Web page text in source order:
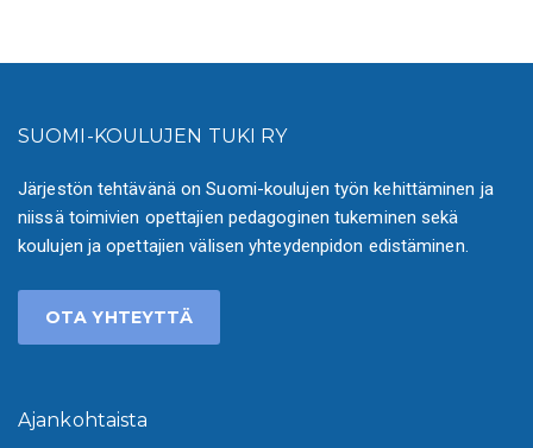
SUOMI-KOULUJEN TUKI RY
Järjestön tehtävänä on Suomi-koulujen työn kehittäminen ja
niissä toimivien opettajien pedagoginen tukeminen sekä
koulujen ja opettajien välisen yhteydenpidon edistäminen.
OTA YHTEYTTÄ
Ajankohtaista